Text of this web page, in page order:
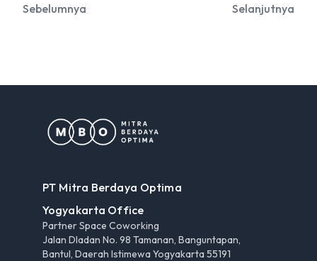
Sebelumnya Selanjutnya
PT Mitra Berdaya Optima
Yogyakarta Office
Partner Space Coworking
Jalan Dladan No. 98 Tamanan, Banguntapan,
Bantul, Daerah Istimewa Yogyakarta 55191